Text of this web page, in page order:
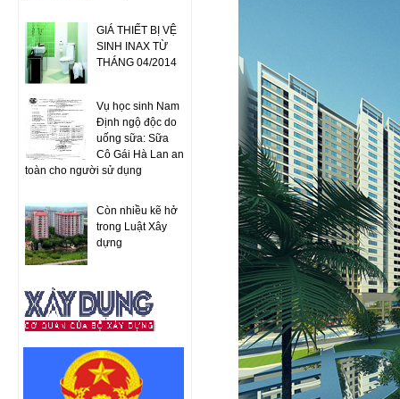
GIÁ THIẾT BỊ VỆ
SINH INAX TỪ
THÁNG 04/2014
Vụ học sinh Nam
Định ngộ độc do
uống sữa: Sữa
Cô Gái Hà Lan an
toàn cho người sử dụng
Còn nhiều kẽ hở
trong Luật Xây
dựng